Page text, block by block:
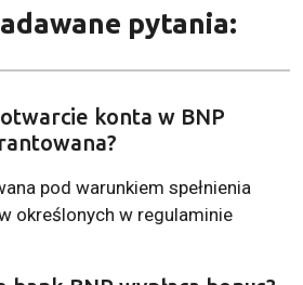
pytania:
konta w BNP
pod warunkiem spełnienia
określonych w regulaminie